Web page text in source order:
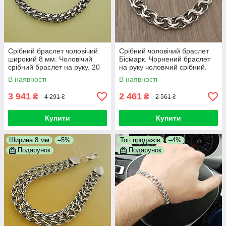
Срібний браслет чоловічий
широкий 8 мм. Чоловічий
срібний браслет на руку. 20
см
В наявності
3 941 ₴ 4 291 ₴
Купити
Срібний чоловічий браслет
Бісмарк. Чорнений браслет
на руку чоловічий срібний.
Ширина 6 мм. 20 см
В наявності
2 461 ₴ 2 561 ₴
Купити
Ширина 8 мм
–5%
Подарунок
Топ продажів
–4%
Подарунок